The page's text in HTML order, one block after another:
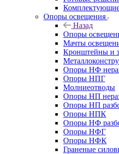
Опоры освещения
Назад
Опоры
Мачты
Кронштейны и
Опоры НФ
Опоры НПГ
Молниеотводы
Опоры НП
Опоры НП
Опоры НПК
Опоры НФ
Опоры НФГ
Опоры НФК
Граненые